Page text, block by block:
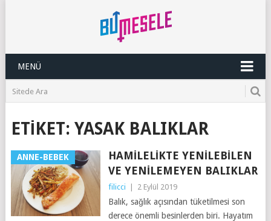
MENÜ
ETIKET: YASAK BALIKLAR
ANNE-BEBEK
HAMILELIKTE YENILEBILEN
VE YENILEMEYEN BALIKLAR
filicci 2 Eylül 2019
Balık, sağlık açısından tüketilmesi son
derece önemli besinlerden biri. Hayatım